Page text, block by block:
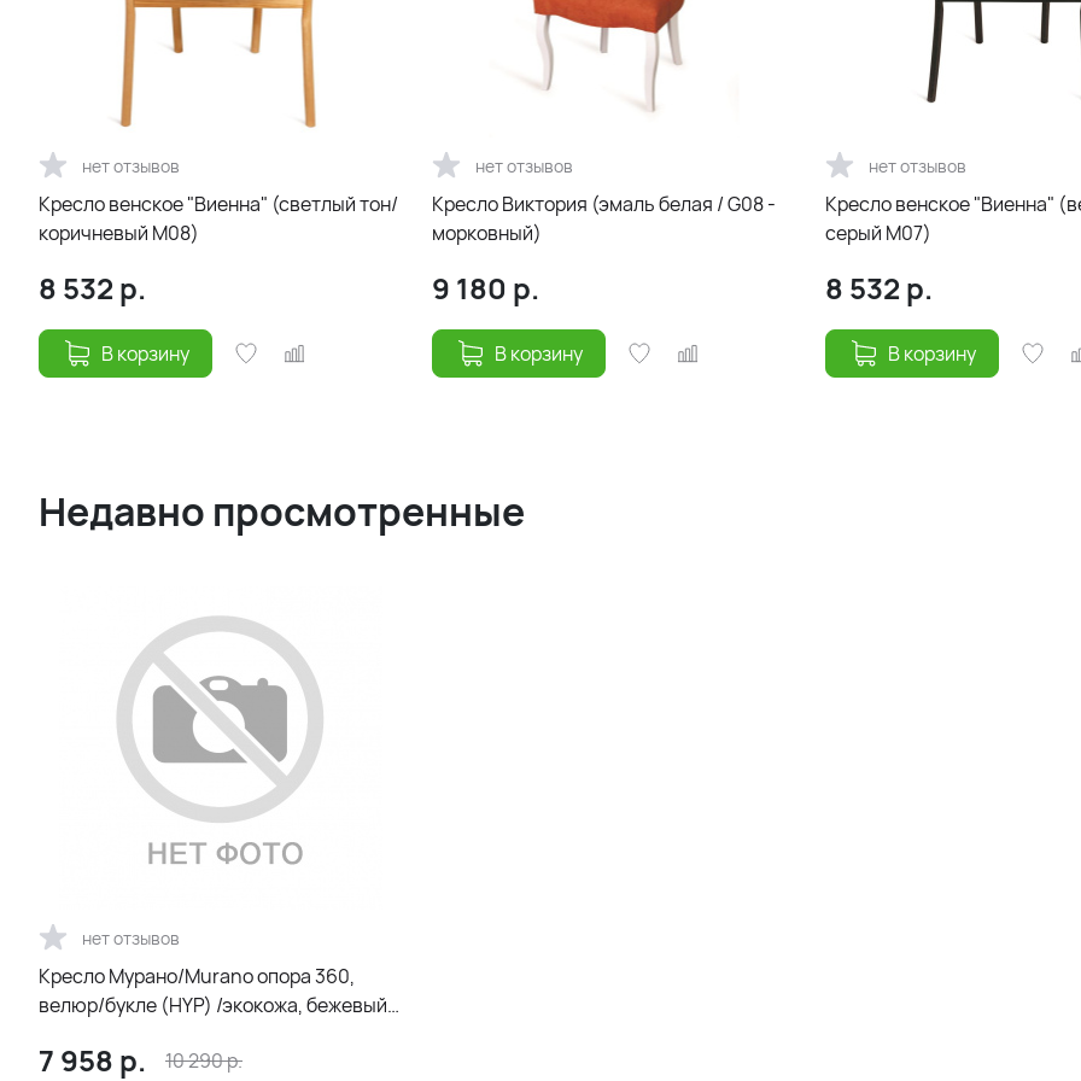
нет отзывов
Кресло венское "Виенна" (светлый тон/
коричневый М08)
8 532 р.
В корзину
нет отзывов
Кресло Виктория (эмаль белая / G08 -
морковный)
9 180 р.
В корзину
нет отзывов
Кресло венское "Виенна"
серый М07)
8 532 р.
В корзину
Недавно просмотренные
нет отзывов
Кресло Мурано/Murano опора 360,
велюр/букле (HYP) /экокожа, бежевый/
7 958 р. 10 290р.